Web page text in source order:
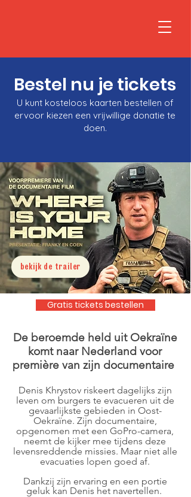
Bestel nu je tickets
U kunt kosteloos kaarten bestellen of
ervoor kiezen een vrijwillige donatie te
doen.
bekijk de trailer
Gratis tickets bestellen
De beroemde held uit Oekraïne
komt naar Nederland voor
première van zijn documentaire
Denis Khrystov riskeert dagelijks zijn
leven om burgers te evacueren uit de
gevaarlijkste gebieden in Oost-
Oekraïne. Zijn documentaire,
opgenomen met een GoPro-camera,
neemt de kijker mee tijdens deze
levensreddende missies. Maar niet alle
evacuaties lopen goed af.
Dankzij zijn ervaring en een portie
geluk kan Denis het navertellen.